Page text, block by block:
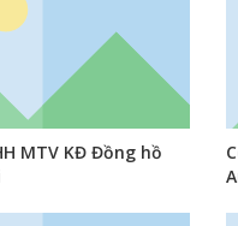
MTV KĐ Đồng hồ